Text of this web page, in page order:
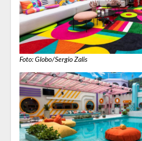
Foto: Globo/Sergio Zalis